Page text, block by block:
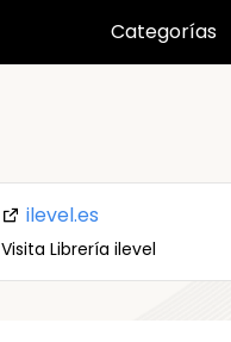
Categorías
ilevel.es
Visita Librería ilevel